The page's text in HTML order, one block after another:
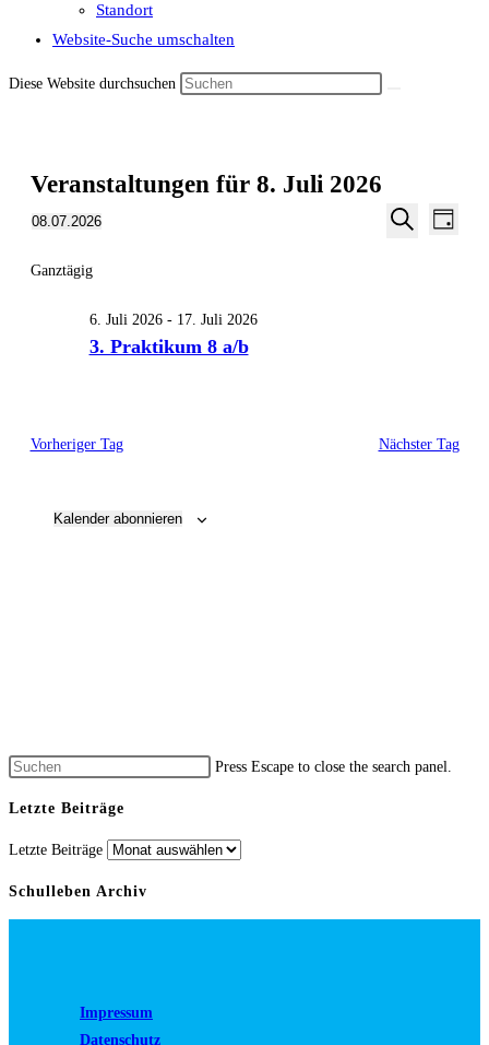
Standort
Website-Suche umschalten
Diese Website durchsuchen
Veranstaltungen für 8. Juli 2026
Tag
08.07.2026
wählen.
Ganztägig
3. Praktikum 8 a/b
6. Juli 2026- 17. Juli 2026
Vorheriger Tag Nächster Tag
Kalender abonnieren
Press Escape to close the search panel.
Letzte Beiträge
Letzte Beiträge
Schulleben Archiv
Impressum
Datenschutz